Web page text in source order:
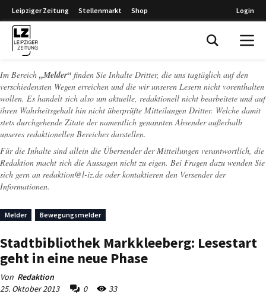
Leipziger Zeitung Stellenmarkt Shop Login
Im Bereich „Melder“ finden Sie Inhalte Dritter, die uns tagtäglich auf den
verschiedensten Wegen erreichen und die wir unseren Lesern nicht vorenthalten
wollen. Es handelt sich also um aktuelle, redaktionell nicht bearbeitete und auf
ihren Wahrheitsgehalt hin nicht überprüfte Mitteilungen Dritter. Welche damit
stets durchgehende Zitate der namentlich genannten Absender außerhalb
unseres redaktionellen Bereiches darstellen.
Für die Inhalte sind allein die Übersender der Mitteilungen verantwortlich, die
Redaktion macht sich die Aussagen nicht zu eigen. Bei Fragen dazu wenden Sie
sich gern an redaktion@l-iz.de oder kontaktieren den Versender der
Informationen.
Melder Bewegungsmelder
Stadtbibliothek Markkleeberg: Lesestart
geht in eine neue Phase
Von Redaktion
25. Oktober 2013
0 33